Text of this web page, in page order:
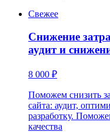
Свежее
Снижение
аудит и
8 000 ₽
Поможем снизить
сайта: аудит,
разработку.
качества